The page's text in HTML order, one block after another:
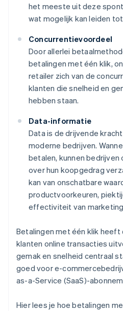
het meeste uit deze
wat mogelijk kan leiden
Concurrentievoordeel
Door allerlei
betalingen met één klik,
retailer zich van de
klanten die snelheid en
hebben staan.
Data-informatie
Data is de drijvende
moderne bedrijven.
betalen, kunnen
over hun koopgedrag
kan van onschatbare
productvoorkeuren,
effectiviteit van
Betalingen met één klik heeft
klanten online transacties
gemak en snelheid centraal
goed voor e-
as-a-Service (SaaS)-
Hier lees je hoe betalingen